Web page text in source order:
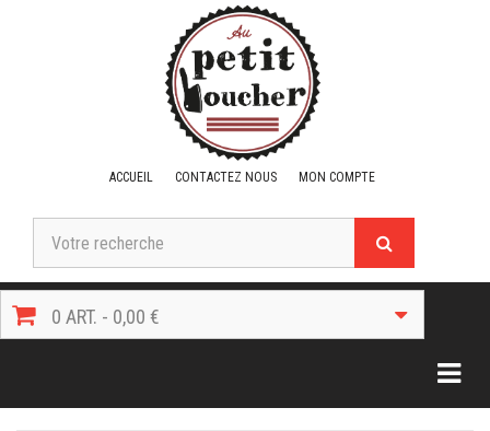
ACCUEIL CONTACTEZ NOUS MON COMPTE
0 ART. - 0,00 €